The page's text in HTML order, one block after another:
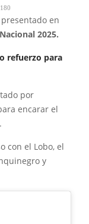
180
en
2025.
refuerzo para
por
encarar el
con el Lobo, el
y